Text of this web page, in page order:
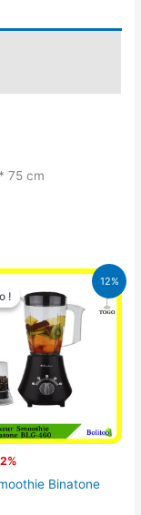
75 cm
12%
!!
Binatone
Le
prix
initial
était :
25.000 CFA.
Le
prix
actuel
est :